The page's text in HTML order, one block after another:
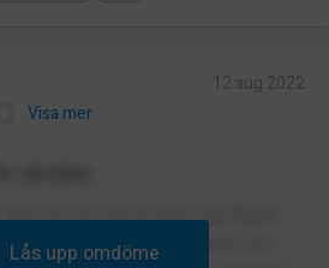
Visa mer
år och det är inget jag ångrar.
gör det mycket roligare och
Lås upp omdöme